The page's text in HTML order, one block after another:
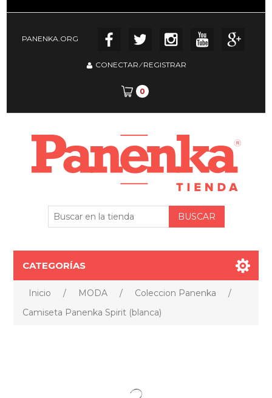
PANENKA.ORG
CONECTAR⁄REGISTRAR
0
CATEGORÍAS
Inicio / MODA / Coleccion Panenka
/
Camiseta Panenka Spirit (blanca)